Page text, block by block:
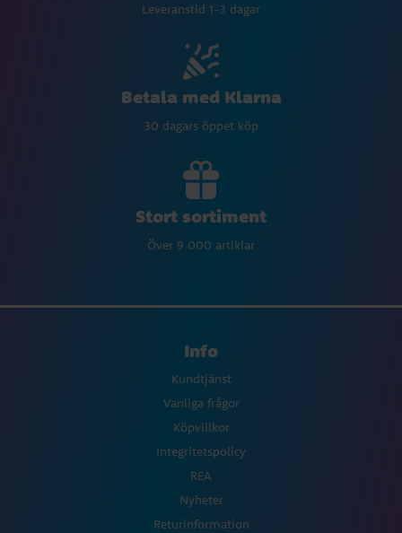
Leveranstid 1-3 dagar
Betala med Klarna
30 dagars öppet köp
Stort sortiment
Över 9 000 artiklar
Info
Kundtjänst
Vanliga frågor
Köpvillkor
Integritetspolicy
REA
Nyheter
Returinformation